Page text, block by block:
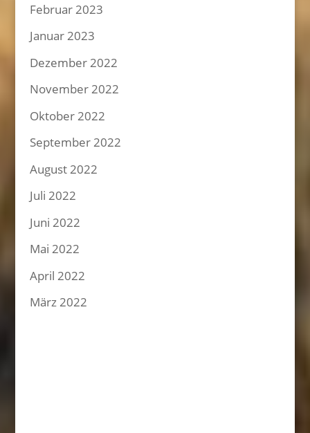
Februar 2023
Januar 2023
Dezember 2022
November 2022
Oktober 2022
September 2022
August 2022
Juli 2022
Juni 2022
Mai 2022
April 2022
März 2022